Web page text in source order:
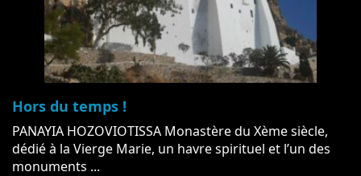
Hors du temps !
PANAYIA HOZOVIOTISSA Monastère du Xème siècle,
dédié à la Vierge Marie, un havre spirituel et l’un des
monuments ...